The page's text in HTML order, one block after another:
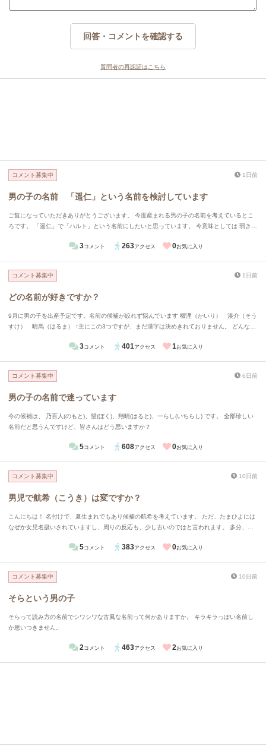
回答・コメントを確認する
質問者の再認証はこちら
コメント募集中 1日前
男の子の名前 「遥仁」という名前を検討しています
ご覧になっていただきありがとうございます。 今度産まれる男の子の名前を考えているとこ
ろです。 「遥仁」で「ハルト」という名前にしたいと思っています。 今意味としては 弱きを
この漢字を使うと少しおごそかな雰囲気が出そうなので柔らかくするために「遥」という字を
「ハルヒト」と読みますか？読みで苦労をかけたくないなと思い思案しているところです。
ちなみに「ハルヒト」という音は少し皇族感が出過ぎちゃわないかな？と思って今はあまり考
3コメント 263アクセス 0お気に入り
コメント募集中 1日前
どの名前が好きですか？
9月に男の子を出産予定です。名前の候補が絞れず悩んでいます 櫂浬（かいり） 湊介（そう
すけ） 晴馬（はるま） ↑主にこの3つですが、まだ漢字は決めきれておりません。 どんな印
3コメント 401 アクセス 1 お気に入り
コメント募集中 6日前
男の子の名前で迷っています
今の候補は、 乃百人(のもと)、望(ぼく)、翔晴(はると)、一らし(いちらし) です。 全部珍しい
名前だと思うんですけど、皆さんはどう思いますか？
5コメント 608アクセス 0お気に入り
コメント募集中 10日前
男児で航希（こうき）は変ですか？
こんにちは！ 名付けで、夏生まれでもあり候補の航希を考えています。 ただ、たまひよには
なぜか女児名扱いされていますし、周りの反応も、少し古いのではと言われます。 多分、希
5コメント 383アクセス 0お気に入り
コメント募集中 10日前
そらという男の子
そらって読み方の名前でシワシワな古風な名前って何かありますか。 キラキラっぽい名前し
か思いつきません。
2 コメント 463アクセス 2 お気に入り